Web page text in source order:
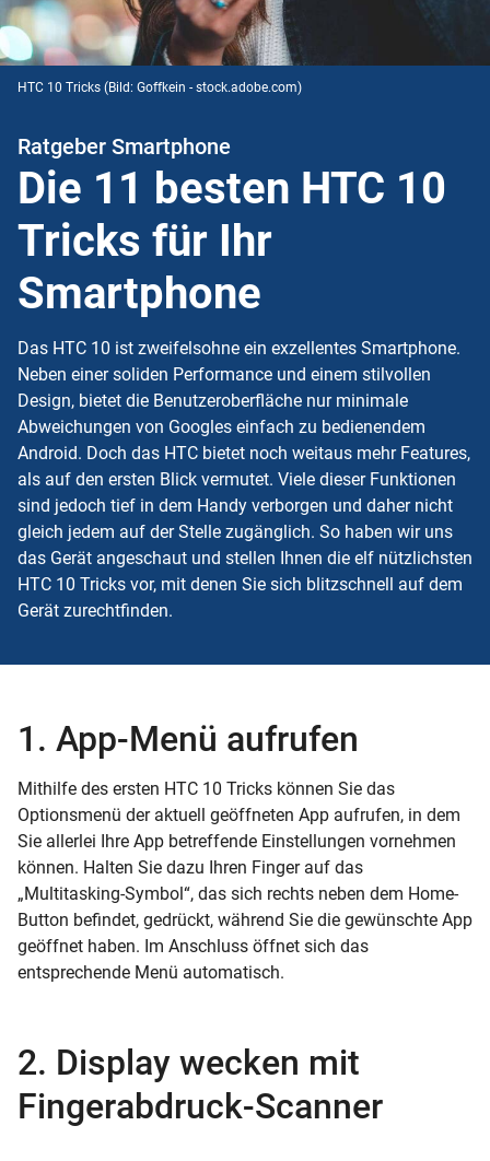
HTC 10 Tricks (Bild: Goffkein - stock.adobe.com)
Ratgeber Smartphone
Die 11 besten HTC 10
Tricks für Ihr
Smartphone
Das HTC 10 ist zweifelsohne ein exzellentes Smartphone.
Neben einer soliden Performance und einem stilvollen
Design, bietet die Benutzeroberfläche nur minimale
Abweichungen von Googles einfach zu bedienendem
Android. Doch das HTC bietet noch weitaus mehr Features,
als auf den ersten Blick vermutet. Viele dieser Funktionen
sind jedoch tief in dem Handy verborgen und daher nicht
gleich jedem auf der Stelle zugänglich. So haben wir uns
das Gerät angeschaut und stellen Ihnen die elf nützlichsten
HTC 10 Tricks vor, mit denen Sie sich blitzschnell auf dem
Gerät zurechtfinden.
1. App-Menü aufrufen
Mithilfe des ersten HTC 10 Tricks können Sie das
Optionsmenü der aktuell geöffneten App aufrufen, in dem
Sie allerlei Ihre App betreffende Einstellungen vornehmen
können. Halten Sie dazu Ihren Finger auf das
„Multitasking-Symbol“, das sich rechts neben dem Home-
Button befindet, gedrückt, während Sie die gewünschte App
geöffnet haben. Im Anschluss öffnet sich das
entsprechende Menü automatisch.
2. Display wecken mit
Fingerabdruck-Scanner